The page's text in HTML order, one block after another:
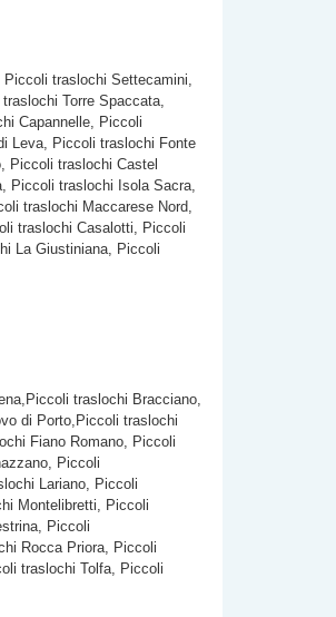
traslochi Settecamini,
Torre Spaccata,
Capannelle, Piccoli
Leva, Piccoli traslochi Fonte
Piccoli traslochi Castel
Piccoli traslochi Isola Sacra,
traslochi Maccarese Nord,
traslochi Casalotti, Piccoli
La Giustiniana, Piccoli
traslochi Bracciano,
di Porto,Piccoli traslochi
Fiano Romano, Piccoli
Piccoli
Lariano, Piccoli
Montelibretti, Piccoli
Piccoli
Rocca Priora, Piccoli
traslochi Tolfa, Piccoli